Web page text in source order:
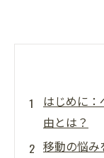
はじめに
由とは？
移動の悩み